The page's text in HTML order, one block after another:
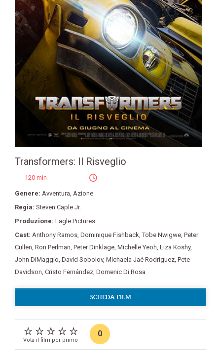
Transformers: Il Risveglio
120 min
Genere: Avventura Azione
Regia: Steven Caple Jr.
Produzione: Eagle Pictures
Cast: Anthony Ramos Dominique Fishback ,Tobe Nwigwe Peter
Cullen Ron Perlman Peter Dinklage Michelle Yeoh Liza Koshy,
John DiMaggio David Sobolov, Michaela Jaé Rodriguez Pete
Davidson Cristo Fernández Domenic Di Rosa
SCHEDA FILM
Vota il film per primo
0